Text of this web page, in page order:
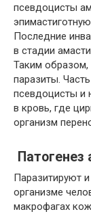
псевдоцисты
Последние
в стадии
Таким образом,
паразиты.
псевдоцисты и
в кровь, где
организм
Патогенез
Паразитируют
организме
макрофагах